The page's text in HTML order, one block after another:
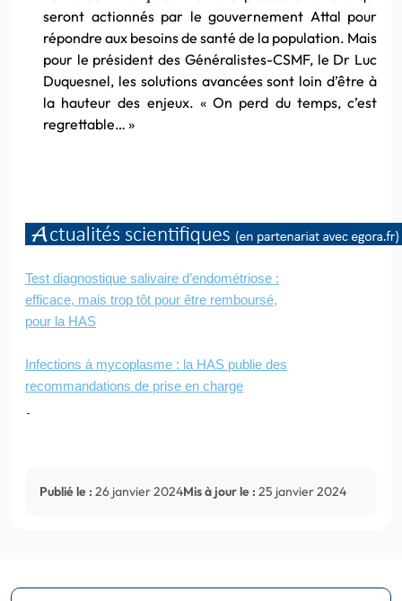
seront actionnés par le gouvernement Attal pour
répondre aux besoins de santé de la population. Mais
pour le président des Généralistes-CSMF, le Dr Luc
Duquesnel, les solutions avancées sont loin d’être à
la hauteur des enjeux. « On perd du temps, c’est
regrettable… »
Test diagnostique salivaire d’endométriose :
efficace, mais trop tôt pour être remboursé,
pour la HAS
Infections à mycoplasme : la HAS publie des
recommandations de prise en charge
Publié le : 26 janvier 2024Mis à jour le : 25 janvier 2024